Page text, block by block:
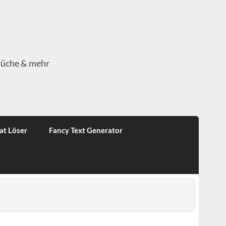
& mehr
Löser Fancy Text Generator